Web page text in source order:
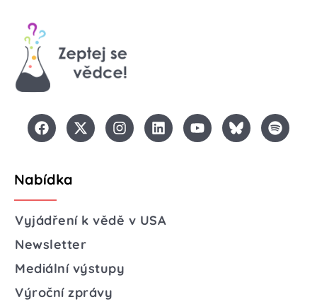
Nabídka
Vyjádření k vědě v USA
Newsletter
Mediální výstupy
Výroční zprávy